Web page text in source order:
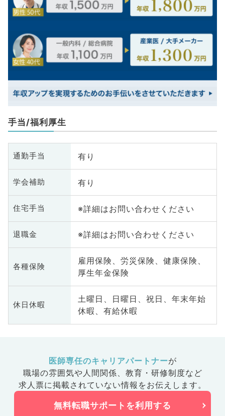
手当/福利厚生
通勤手当 有り
学会補助 有り
住宅手当 ※詳細はお問い合わせください
退職金 ※詳細はお問い合わせください
各種保険
雇用保険、労災保険、健康保険、
厚生年金保険
休日休暇
土曜日、日曜日、祝日、年末年始
休暇、有給休暇
医師専任のキャリアパートナーが
職場の雰囲気や人間関係、 教育・研修制度など
求人票に掲載されていない情報をお伝えします。
無料転職サポートを利用する